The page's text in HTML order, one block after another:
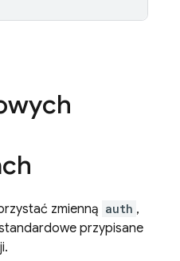
zmienną auth ,
przypisane